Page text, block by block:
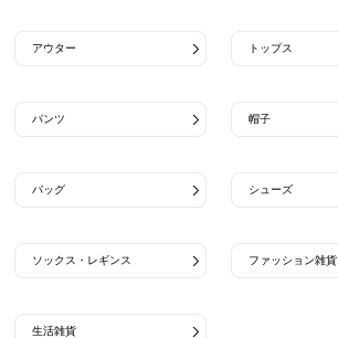
アウター トップス
パンツ 帽子
バッグ シューズ
ソックス・レギンス ファッション雑貨
生活雑貨